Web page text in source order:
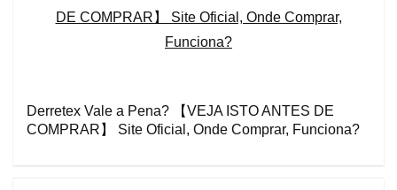
Derretex Vale a Pena? 【VEJA ISTO ANTES DE
COMPRAR】 Site Oficial, Onde Comprar, Funciona?